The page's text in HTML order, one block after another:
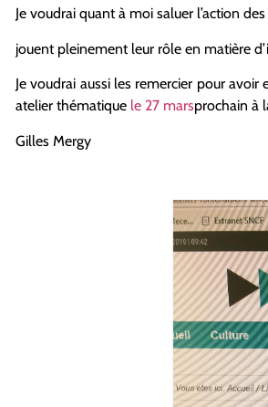
Je voudrai quant à moi saluer l’action
jouent pleinement leur rôle en matière
Je voudrai aussi les remercier pour
atelier thématique le 27 marsprochain à
Gilles Mergy